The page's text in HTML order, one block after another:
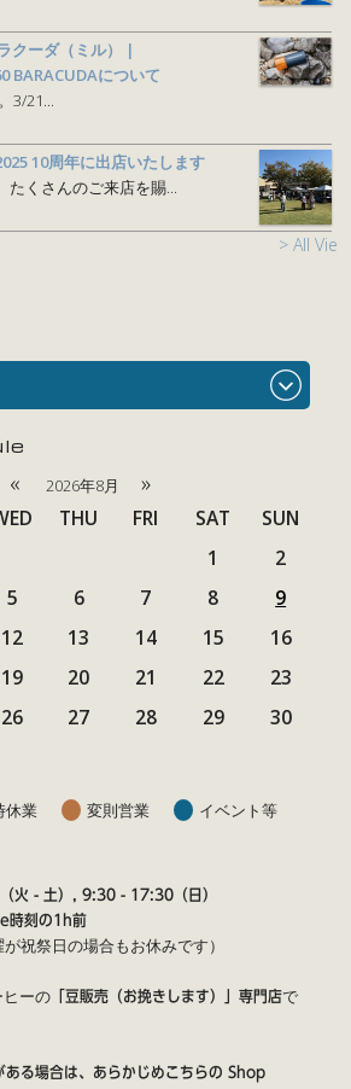
クーダ（ミル） |
BARACUDAについて
3/21...
10周年に出店いたします
たくさんのご来店を賜...
> All View
« 2026年8月 »
THU FRI SAT
SUN
1
2
5 6 7 8
9
12 13 14 15
16
19 20 21 22
23
26 27 28 29
30
休業 変則営業 イベント等
- 土）, 9:30 - 17:30（日）
刻の1h前
が祝祭日の場合もお休みです）
ヒーの「豆販売（お挽きします）」専門店で
ある場合は、あらかじめこちらの Shop